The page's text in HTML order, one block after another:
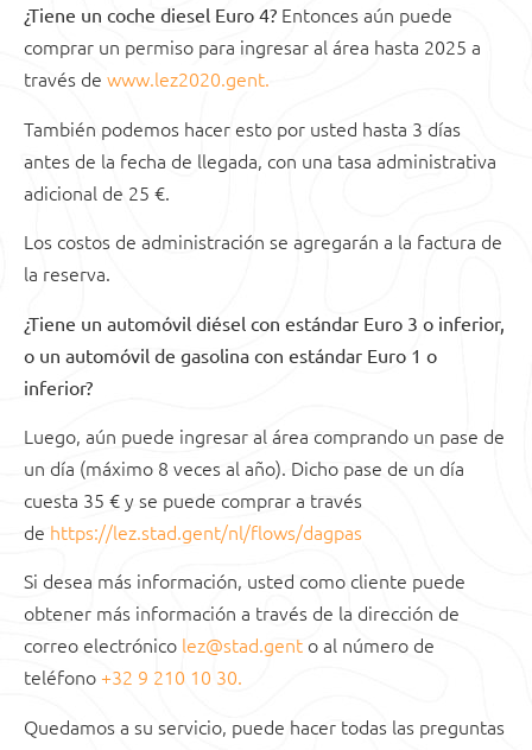
¿Tiene un coche diesel Euro 4? Entonces aún puede
comprar un permiso para ingresar al área hasta 2025 a
través de www.lez2020.gent.
También podemos hacer esto por usted hasta 3 días
antes de la fecha de llegada, con una tasa administrativa
adicional de 25 €.
Los costos de administración se agregarán a la factura de
la reserva.
¿Tiene un automóvil diésel con estándar Euro 3 o inferior,
o un automóvil de gasolina con estándar Euro 1 o
inferior?
Luego, aún puede ingresar al área comprando un pase de
un día (máximo 8 veces al año). Dicho pase de un día
cuesta 35 € y se puede comprar a través
de https://lez.stad.gent/nl/flows/dagpas
Si desea más información, usted como cliente puede
obtener más información a través de la dirección de
correo electrónico lez@stad.gent o al número de
teléfono +32 9 210 10 30.
Quedamos a su servicio, puede hacer todas las preguntas